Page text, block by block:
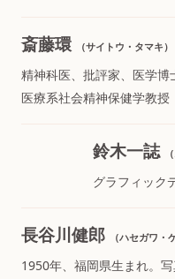
斎藤環 （サイトウ・タマキ）
精神科医、批評家、医学
医療系社会精神保健学教授
鈴木一誌
グラフィック
長谷川健郎 （ハセガワ・
1950年、福岡県生まれ。